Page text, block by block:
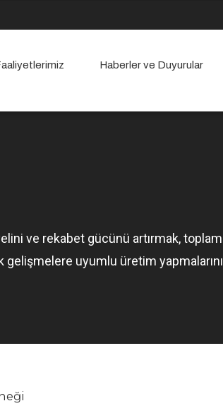
Haberler ve Duyurular
ve rekabet gücünü artırmak, toplam
uyumlu üretim yapmalarını